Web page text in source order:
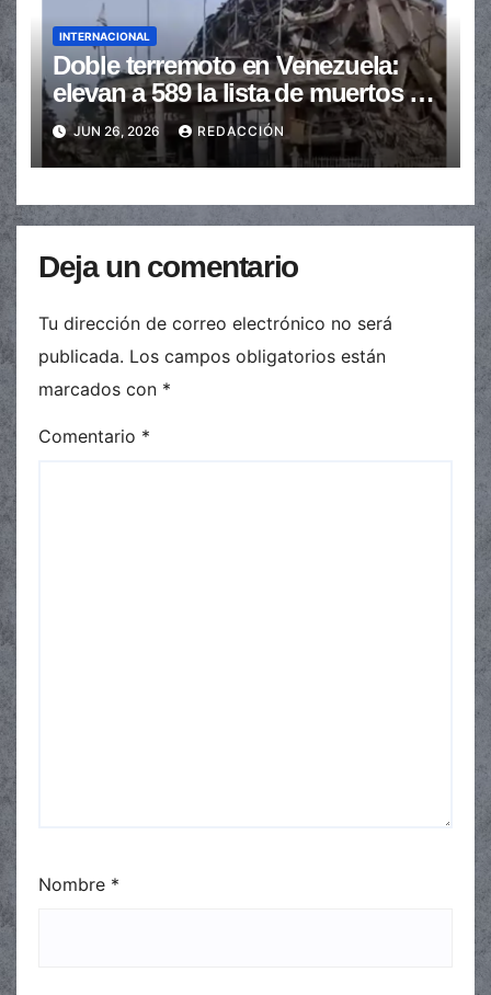
INTERNACIONAL
Doble terremoto en Venezuela:
elevan a 589 la lista de muertos y
buscan sobrevivientes
JUN 26, 2026 REDACCIÓN
Deja un comentario
Tu dirección de correo electrónico no será
publicada. Los campos obligatorios están
marcados con *
Comentario *
Nombre *